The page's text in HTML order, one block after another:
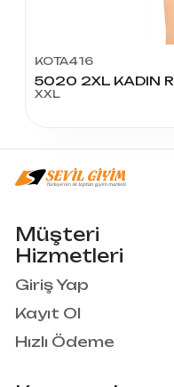
KOTA416
5020 2XL KADIN
XXL
Müşteri
Hizmetleri
Giriş Yap
Kayıt Ol
Hızlı Ödeme